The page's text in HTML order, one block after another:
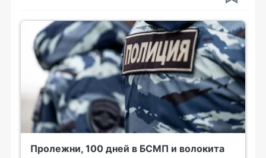
Пролежни, 100 дней в БСМП и волокита